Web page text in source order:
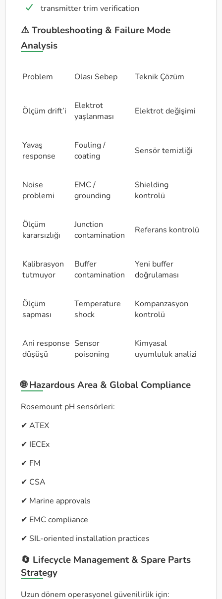
transmitter trim verification
⚠️ Troubleshooting & Failure Mode
Analysis
Problem Olası Sebep Teknik Çözüm
Ölçüm drift’i
Elektrot
yaşlanması
Elektrot değişimi
Yavaş
response
Fouling /
coating
Sensör temizliği
Noise
problemi
EMC /
grounding
Shielding
kontrolü
Ölçüm
kararsızlığı
Junction
contamination
Referans kontrolü
Kalibrasyon
tutmuyor
Buffer
contamination
Yeni buffer
doğrulaması
Ölçüm
sapması
Temperature
shock
Kompanzasyon
kontrolü
Ani response
düşüşü
Sensor
poisoning
Kimyasal
uyumluluk analizi
🌐 Hazardous Area & Global Compliance
Rosemount pH sensörleri:
✔ ATEX
✔ IECEx
✔ FM
✔ CSA
✔ Marine approvals
✔ EMC compliance
✔ SIL-oriented installation practices
🔄 Lifecycle Management & Spare Parts
Strategy
Uzun dönem operasyonel güvenilirlik için: